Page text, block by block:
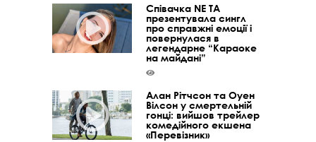
Співачка NE TA
презентувала сингл
про справжні емоції і
повернулася в
легендарне “Караоке
на майдані”
Алан Рітчсон та Оуен
Вілсон у смертельній
гонці: вийшов трейлер
комедійного екшена
«Перевізник»